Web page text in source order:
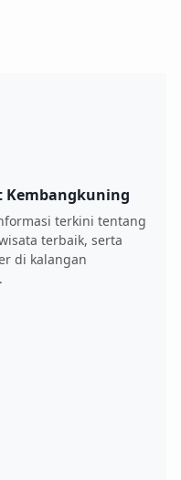
Kembangkuning
terkini tentang
terbaik, serta
di kalangan